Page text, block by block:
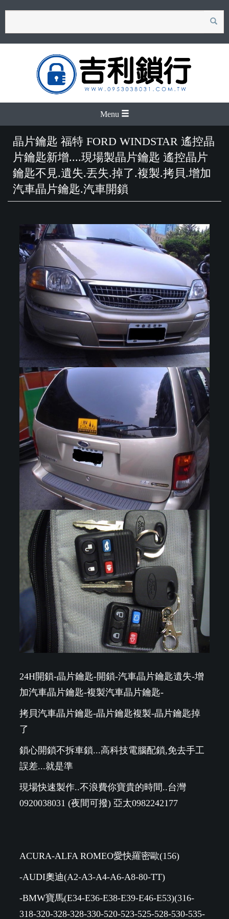
Menu
晶片鑰匙 福特 FORD WINDSTAR 遙控晶
片鑰匙新增....現場製晶片鑰匙 遙控晶片
鑰匙不見.遺失.丟失.掉了.複製.拷貝.增加
汽車晶片鑰匙.汽車開鎖
24H開鎖-晶片鑰匙-開鎖-汽車晶片鑰匙遺失-增
加汽車晶片鑰匙-複製汽車晶片鑰匙-
拷貝汽車晶片鑰匙-晶片鑰匙複製-晶片鑰匙掉
了
鎖心開鎖不拆車鎖...高科技電腦配鎖,免去手工
誤差...就是準
現場快速製作..不浪費你寶貴的時間..台灣
0920038031 (夜間可撥) 亞太0982242177
ACURA-ALFA ROMEO愛快羅密歐(156)
-AUDI奧迪(A2-A3-A4-A6-A8-80-TT)
-BMW寶馬(E34-E36-E38-E39-E46-E53)(316-
318-320-328-328-330-520-523-525-528-530-535-